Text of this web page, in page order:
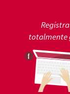
totalmente